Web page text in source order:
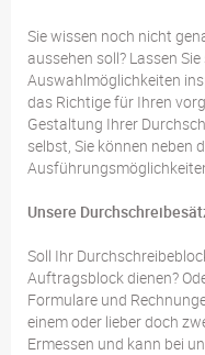
Sie wissen noch nicht
aussehen soll? Lassen
Auswahlmöglichkeiten
das Richtige für Ihren
Gestaltung Ihrer
selbst, Sie können neben
Unsere
Soll Ihr
Auftragsblock dienen?
Formulare und
einem oder lieber doch
Ermessen und kann bei